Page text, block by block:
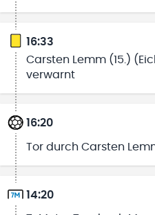
16:33
Carsten Lemm (15.)
verwarnt
16:20
Tor durch Carsten
14:20